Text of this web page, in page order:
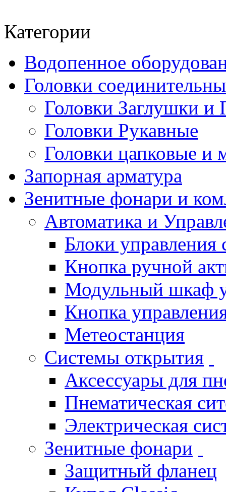
Категории
Водопенное
Головки
Головки Заглушки и
Головки Рукавные
Головки цапковые и
Запорная арматура
Зенитные фонари и
Автоматика и
Блоки
Кнопка ручной
Модульный шкаф
Кнопка
Метеостанция
Системы открытия
Аксессуары для
Пнематическая
Электрическая
Зенитные фонари
Защитный фланец